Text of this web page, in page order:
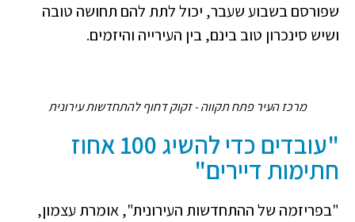
שפורסם בשבוע שעבר, יכול לתת להם תחושה טובה
ושיש סינכרון טוב בינם, בין העירייה והיזמים.
מרכז העיר פתח תקווה - זקוק דחוף להתחדשות עירונית
"עובדים כדי להשיג 100 אחוז
חתימות דיירים"
"בפריזמה של ההתחדשות העירונית", אומרת עצמון,